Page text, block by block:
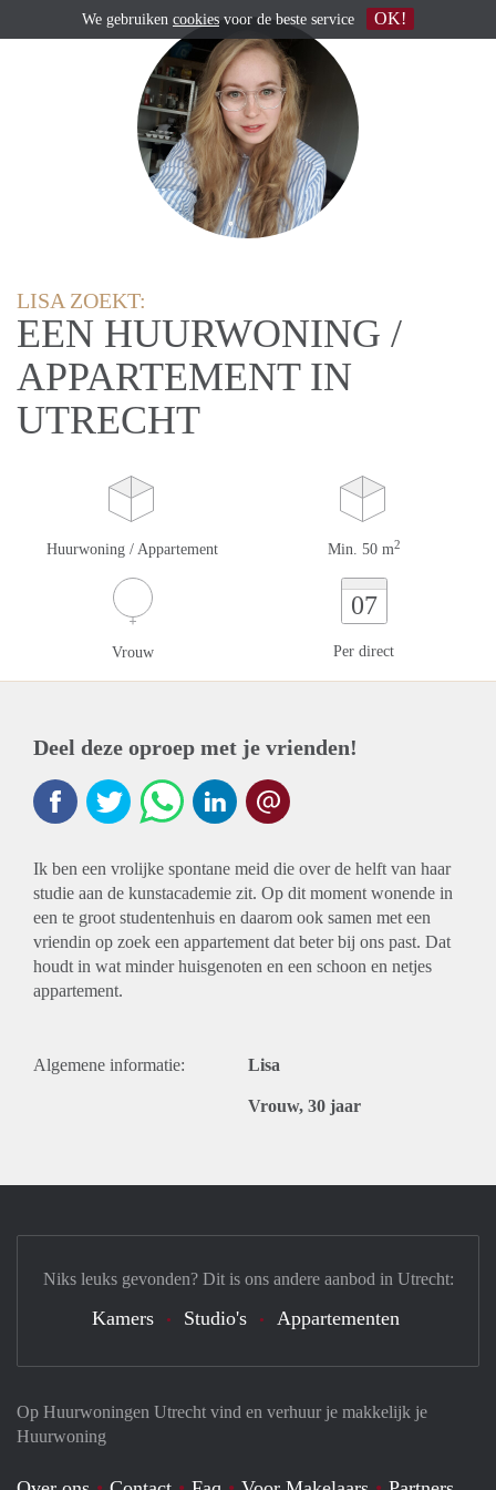
LISA ZOEKT:
EEN HUURWONING /
APPARTEMENT IN
UTRECHT
Huurwoning / Appartement Min. 50 m2
Vrouw
07
Per direct
Deel deze oproep met je vrienden!
Ik ben een vrolijke spontane meid die over de helft van haar
studie aan de kunstacademie zit. Op dit moment wonende in
een te groot studentenhuis en daarom ook samen met een
vriendin op zoek een appartement dat beter bij ons past. Dat
houdt in wat minder huisgenoten en een schoon en netjes
appartement.
Algemene informatie: Lisa
Vrouw, 30 jaar
Op Huurwoningen Utrecht vind en verhuur je makkelijk je
Huurwoning
Niks leuks gevonden? Dit is ons andere aanbod in Utrecht:
Kamers Studio's Appartementen
We gebruiken cookiesvoor de beste service OK!